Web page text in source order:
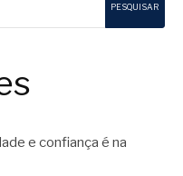
PESQUISAR
e confiança é na